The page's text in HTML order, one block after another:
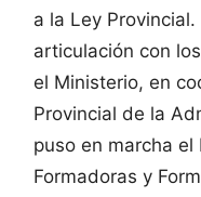
a la Ley
articulación con
el Ministerio, en
Provincial de la
puso en marcha el
Formadoras y